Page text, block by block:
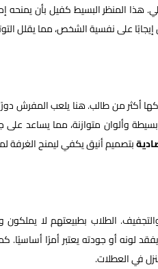
هذا المنظر البسيط كفيل بأن يمنحه
على نفسية الشخص، مما يقلل
أكثر من طالب. هنا يلعب
وألوان متوازنة، مما يساعد
بتصميم أنيق يكفي ليمنح الغرفة
الطلاب بطبيعتهم لا يملكون
لونه أو جودته يعتبر أمرًا
في العطلات.